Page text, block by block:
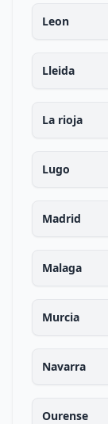
Leon
Lleida
La rioja
Lugo
Madrid
Malaga
Murcia
Navarra
Ourense